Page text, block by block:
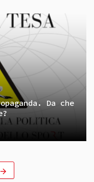
Da che